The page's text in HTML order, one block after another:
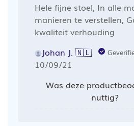
Hele fijne stoel, In alle
manieren te verstellen,
kwaliteit verhouding
Johan J. 🇳🇱
Publicatiedatum
10/09/21
Was deze
nuttig?